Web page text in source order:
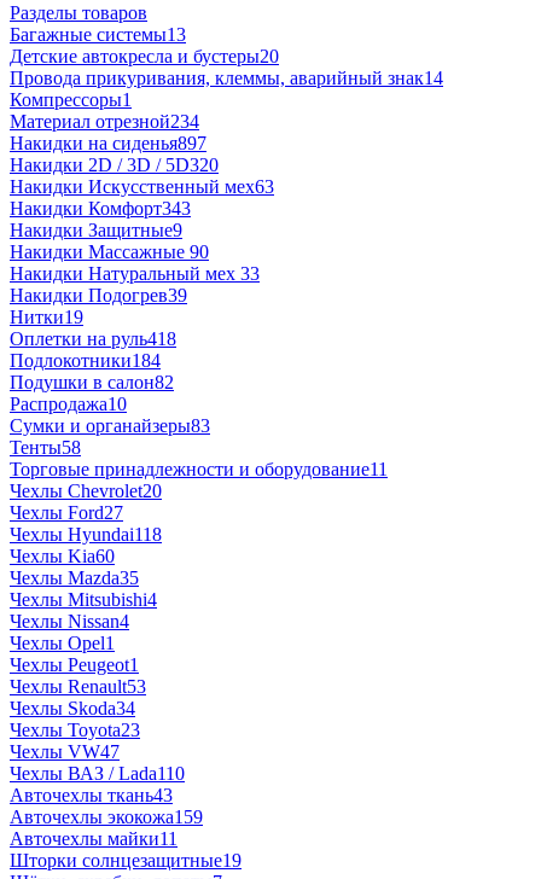
Разделы товаров
Багажные системы13
Детские автокресла и бустеры20
Провода прикуривания, клеммы, аварийный знак14
Компрессоры1
Материал отрезной234
Накидки на сиденья897
Накидки 2D / 3D / 5D320
Накидки Искусственный мех63
Накидки Комфорт343
Накидки Защитные9
Накидки Массажные 90
Накидки Натуральный мех 33
Накидки Подогрев39
Нитки19
Оплетки на руль418
Подлокотники184
Подушки в салон82
Распродажа10
Сумки и органайзеры83
Тенты58
Торговые принадлежности и оборудование11
Чехлы Chevrolet20
Чехлы Ford27
Чехлы Hyundai118
Чехлы Kia60
Чехлы Mazda35
Чехлы Mitsubishi4
Чехлы Nissan4
Чехлы Opel1
Чехлы Peugeot1
Чехлы Renault53
Чехлы Skoda34
Чехлы Toyota23
Чехлы VW47
Чехлы ВАЗ / Lada110
Авточехлы ткань43
Авточехлы экокожа159
Авточехлы майки11
Шторки солнцезащитные19